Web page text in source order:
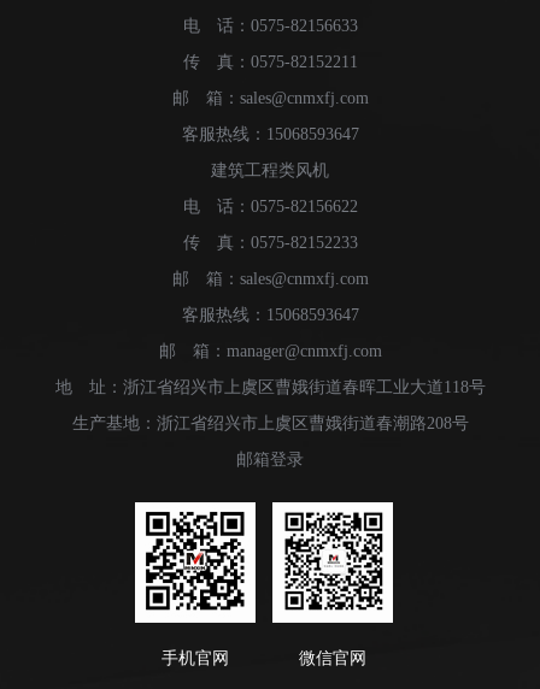
电 话：0575-82156633
传 真：0575-82152211
邮 箱：sales@cnmxfj.com
客服热线：15068593647
建筑工程类风机
电 话：0575-82156622
传 真：0575-82152233
邮 箱：sales@cnmxfj.com
客服热线：15068593647
邮 箱：manager@cnmxfj.com
地 址：浙江省绍兴市上虞区曹娥街道春晖工业大道118号
生产基地：浙江省绍兴市上虞区曹娥街道春潮路208号
邮箱登录
手机官网 微信官网